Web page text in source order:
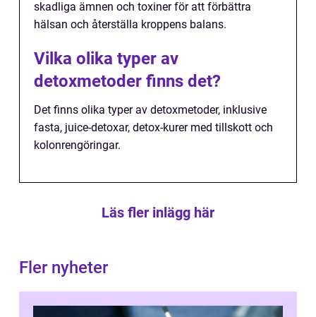
skadliga ämnen och toxiner för att förbättra
hälsan och återställa kroppens balans.
Vilka olika typer av
detoxmetoder finns det?
Det finns olika typer av detoxmetoder, inklusive
fasta, juice-detoxar, detox-kurer med tillskott och
kolonrengöringar.
Läs fler inlägg här
Fler nyheter